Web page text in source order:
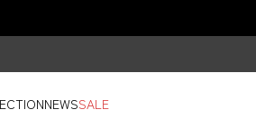
NEWSSALE